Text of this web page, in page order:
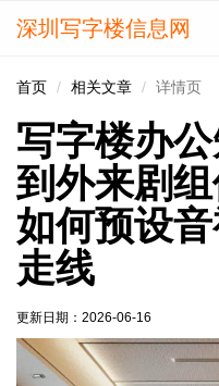
深圳写字楼信息网
首页 相关文章 详情页
写字楼办
到外来剧组
如何预设
走线
更新日期： 2026-06-16